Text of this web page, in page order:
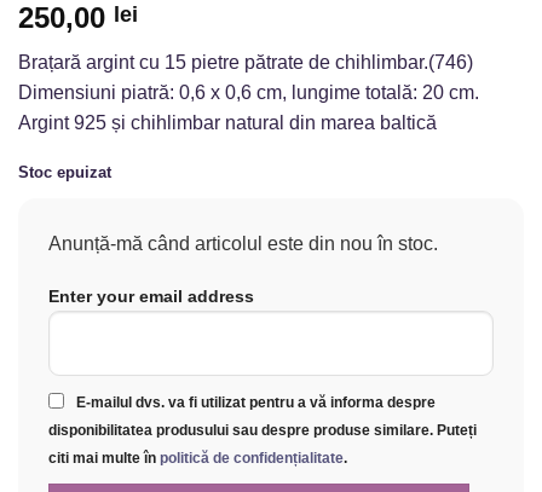
250,00 lei
Brațară argint cu 15 pietre pătrate de chihlimbar.(746)
Dimensiuni piatră: 0,6 x 0,6 cm, lungime totală: 20 cm.
Argint 925 și chihlimbar natural din marea baltică
Stoc epuizat
Anunță-mă când articolul este din nou în stoc.
Enter your email address
E-mailul dvs. va fi utilizat pentru a vă informa despre
disponibilitatea produsului sau despre produse similare. Puteți
citi mai multe în politică de confidențialitate.